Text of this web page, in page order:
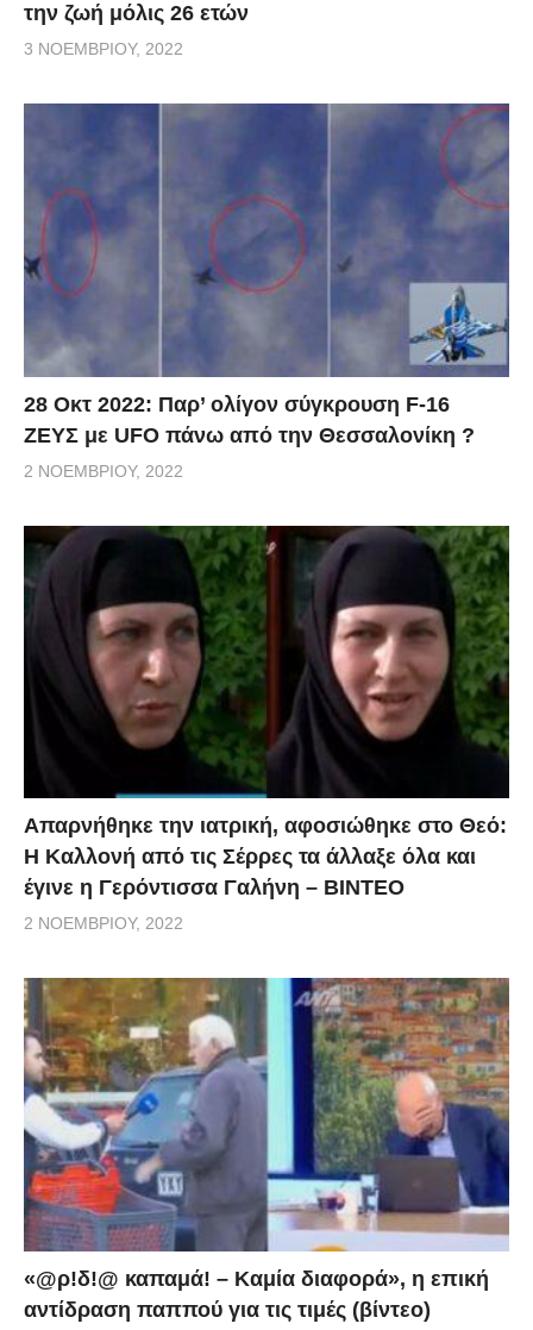
την ζωή μόλις 26 ετών
3 ΝΟΕΜΒΡΊΟΥ, 2022
28 Οκτ 2022: Παρ’ ολίγον σύγκρουση F-16
ΖΕΥΣ με UFO πάνω από την Θεσσαλονίκη ?
2 ΝΟΕΜΒΡΊΟΥ, 2022
Απαρνήθηκε την ιατρική, αφοσιώθηκε στο Θεό:
Η Καλλονή από τις Σέρρες τα άλλαξε όλα και
έγινε η Γερόντισσα Γαλήνη – ΒΙΝΤΕΟ
2 ΝΟΕΜΒΡΊΟΥ, 2022
«@ρ!δ!@ καπαμά! – Καμία διαφορά», η επική
αντίδραση παππού για τις τιμές (βίντεο)